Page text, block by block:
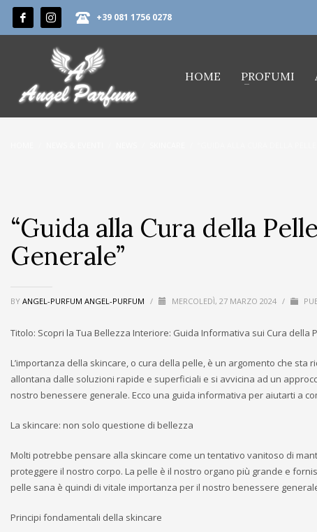
+39 081 1756 0278
HOME PROFUMI
“Guida alla Cura della
Generale”
BY ANGEL-PURFUM ANGEL-PURFUM / MERCOLEDÌ, 27 MARZO 2024 /
Titolo: Scopri la Tua Bellezza Interiore: Guida Informativa sui Cura della
L’importanza della skincare, o cura della pelle, è un argomento che
allontana dalle soluzioni rapide e superficiali e si avvicina ad un
nostro benessere generale. Ecco una guida informativa per aiutarti a
La skincare: non solo questione di bellezza
Molti potrebbe pensare alla skincare come un tentativo vanitoso di
proteggere il nostro corpo. La pelle è il nostro organo più grande e
pelle sana è quindi di vitale importanza per il nostro benessere
Principi fondamentali della skincare